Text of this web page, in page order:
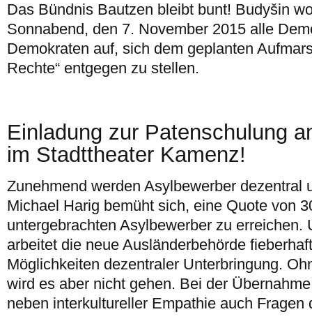
Das Bündnis Bautzen bleibt bunt! Budyšin
Sonnabend, den 7. November 2015 alle
Demokraten auf, sich dem geplanten
Rechte“ entgegen zu stellen.
Einladung zur Patenschulung
im Stadttheater Kamenz!
Zunehmend werden Asylbewerber dezentral
Michael Harig bemüht sich, eine Quote von
untergebrachten Asylbewerber zu erreichen.
arbeitet die neue Ausländerbehörde
Möglichkeiten dezentraler Unterbringung.
wird es aber nicht gehen. Bei der
neben interkultureller Empathie auch